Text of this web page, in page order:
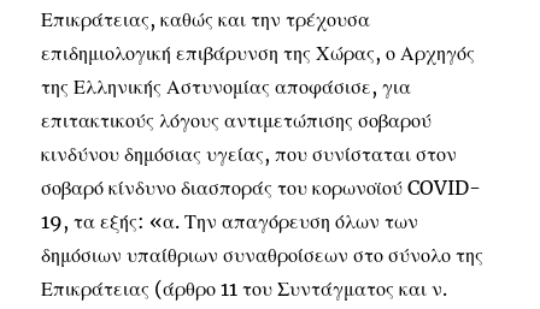
Επικράτειας, καθώς και την τρέχουσα
επιδημιολογική επιβάρυνση της Χώρας, ο Αρχηγός
της Ελληνικής Αστυνομίας αποφάσισε, για
επιτακτικούς λόγους αντιμετώπισης σοβαρού
κινδύνου δημόσιας υγείας, που συνίσταται στον
σοβαρό κίνδυνο διασποράς του κορωνοϊού COVID-
19, τα εξής: «α. Την απαγόρευση όλων των
δημόσιων υπαίθριων συναθροίσεων στο σύνολο της
Επικράτειας (άρθρο 11 του Συντάγματος και ν.